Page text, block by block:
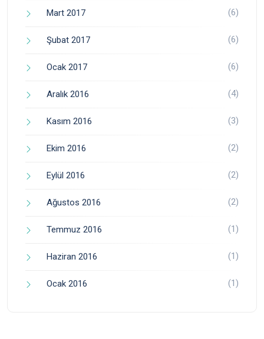
Mart 2017 (6)
Şubat 2017 (6)
Ocak 2017 (6)
Aralık 2016 (4)
Kasım 2016 (3)
Ekim 2016 (2)
Eylül 2016 (2)
Ağustos 2016 (2)
Temmuz 2016 (1)
Haziran 2016 (1)
Ocak 2016 (1)